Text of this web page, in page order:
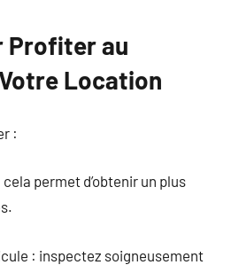
Profiter au
Location
:
cela permet d’obtenir un plus
: inspectez soigneusement